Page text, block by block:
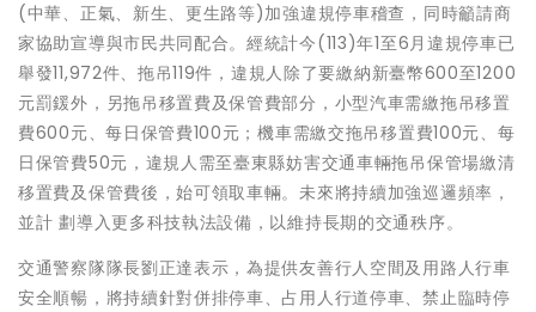
(中華、正氣、新生、更生路等)加強違規停車稽查，同時籲請商
家協助宣導與市民共同配合。經統計今(113)年1至6月違規停車已
舉發11,972件、拖吊119件，違規人除了要繳納新臺幣600至1200
元罰鍰外，另拖吊移置費及保管費部分，小型汽車需繳拖吊移置
費600元、每日保管費100元；機車需繳交拖吊移置費100元、每
日保管費50元，違規人需至臺東縣妨害交通車輛拖吊保管場繳清
移置費及保管費後，始可領取車輛。未來將持續加強巡邏頻率，
並計 劃導入更多科技執法設備，以維持長期的交通秩序。
交通警察隊隊長劉正達表示，為提供友善行人空間及用路人行車
安全順暢，將持續針對併排停車、占用人行道停車、禁止臨時停